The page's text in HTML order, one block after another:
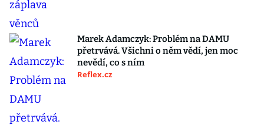
Marek Adamczyk: Problém na DAMU
přetrvává. Všichni o něm vědí, jen moc
nevědí, co s ním
Reflex.cz